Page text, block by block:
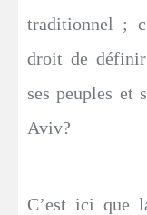
traditionnel ;
droit de
ses peuples et
Aviv?
C’est ici que